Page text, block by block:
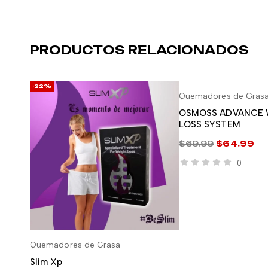
PRODUCTOS RELACIONADOS
-22%
AÑADIR AL CARRITO
Quemadores de Grasa
Slim Xp
AÑADIR AL
Quemadores de Grasa
OSMOSS ADVANCE
LOSS SYSTEM
$69.99 $64.99
0